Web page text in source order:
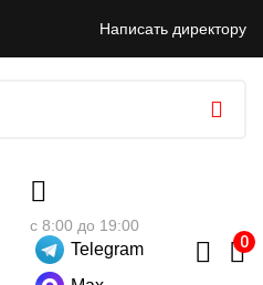
Написать директору
с 8:00 до 19:00
Telegram